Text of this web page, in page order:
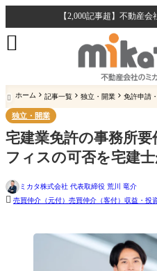
【2,000記事超】不動産

 ホーム 記事一覧 独立・開業 免許申請
独立・開業
宅建業免許の事務所
フィスの可否を宅建
ミカタ株式会社 代表取締役 荒川 竜介
 売買仲介（元付） 売買仲介（客付） 収益・投